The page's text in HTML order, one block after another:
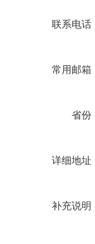
联系电话
常用邮箱
省份
详细地址
补充说明